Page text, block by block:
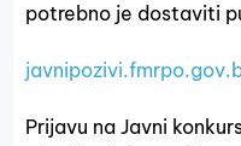
potrebno je dostaviti
Prijavu na Javni